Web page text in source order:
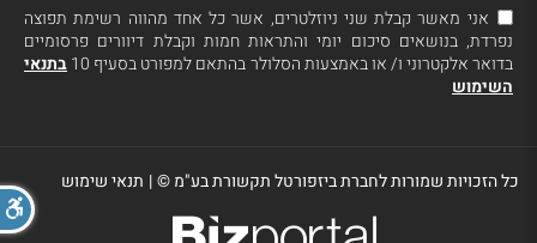
אני מאשר קבלת שני ניוזלטרים, אשר כל אחד מהווה רשימת תפוצה
נפרדת, בנושאים סיכום יומי והתראות חמות וקבלת דיוורים פרסומיים
בדואר אלקטרוני ו/ או באמצעות הסלולר בהתאם למפורט בסעיף 10
בתנאי
השימוש
כל הזכויות שמורות לחברת ביזפורטל תקשורת בע"מ ©| תנאי שימוש